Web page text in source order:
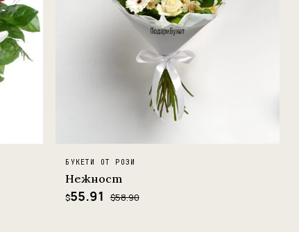
БУКЕТИ ОТ РОЗИ
Нежност
$55.91 $58.90